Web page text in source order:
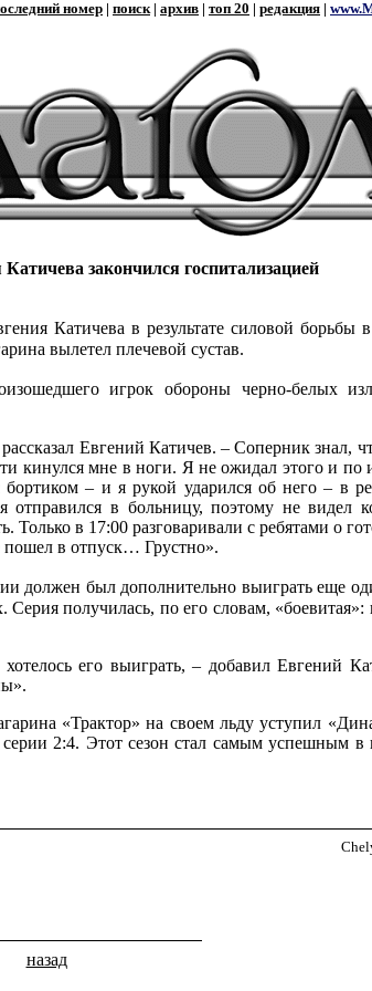
номер | поиск| архив | топ 20 | редакция |
закончился госпитализацией
Катичева в результате силовой борьбы
вылетел плечевой сустав.
игрок обороны черно-белых
Евгений Катичев. – Соперник знал,
кинулся мне в ноги. Я не ожидал этого и по
– и я рукой ударился об него – в
в больницу, поэтому не видел
Только в 17:00 разговаривали с ребятами о
пошел в отпуск… Грустно».
должен был дополнительно выиграть еще
получилась, по его словам, «боевитая»:
его выиграть, – добавил Евгений
«Трактор» на своем льду уступил
2:4. Этот сезон стал самым успешным в
назад